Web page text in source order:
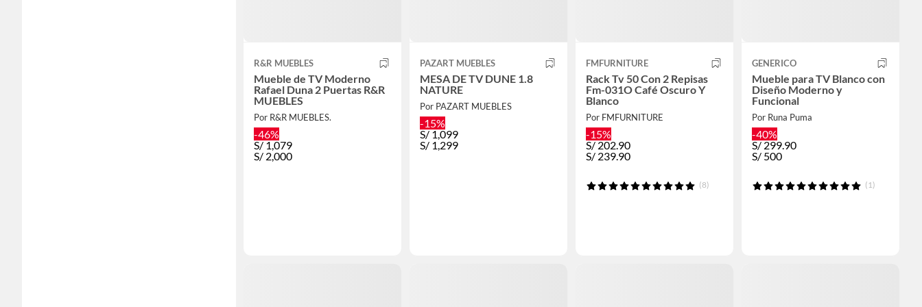
R&R MUEBLES
Mueble de TV Moderno
Rafael Duna 2 Puertas R&R
MUEBLES
Por R&R MUEBLES.
-46%
S/1,079
S/ 2,000
PAZART MUEBLES
MESA DE TV DUNE 1.8
NATURE
Por PAZART MUEBLES
-15%
S/1,099
S/ 1,299
FMFURNITURE
Rack Tv 50 Con 2 Repisas
Fm-031O Café Oscuro Y
Blanco
Por FMFURNITURE
-15%
S/202.90
S/ 239.90
(8)
GENERICO
Mueble para TV Blanco con
Diseño Moderno y
Funcional
Por Runa Puma
-40%
S/299.90
S/ 500
(1)